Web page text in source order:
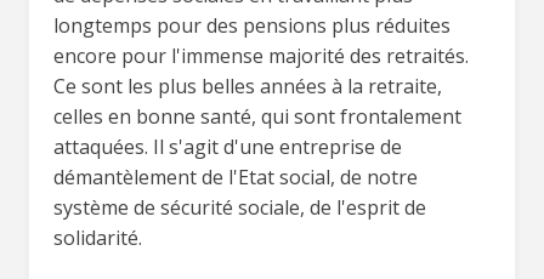
longtemps pour des pensions plus réduites
encore pour l'immense majorité des retraités.
Ce sont les plus belles années à la retraite,
celles en bonne santé, qui sont frontalement
attaquées. Il s'agit d'une entreprise de
démantèlement de l'Etat social, de notre
système de sécurité sociale, de l'esprit de
solidarité.